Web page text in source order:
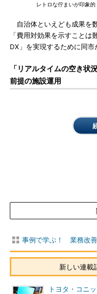
レトロな佇まいが印象的
自治体といえども成果を
「費用対効果を示すこと
DX」を実現するために同市
「リアルタイムの空き
前提の施設運用
事例で学ぶ！ 業務改
新しい連載
トヨタ・コニ